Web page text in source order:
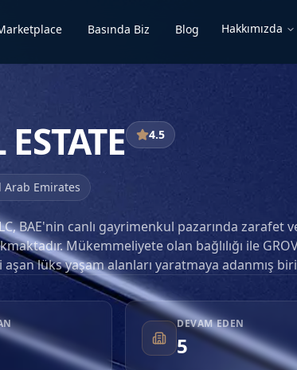
Basında Biz Blog Hakkımızda
4.5
Arab Emirates
BAE'nin canlı gayrimenkul pazarında zarafet
Mükemmeliyete olan bağlılığı ile
aşan lüks yaşam alanları yaratmaya adanmış
Şirket, mükemmeliyet ile özdeşleşen
olup, detaylara titiz bir dikkat ve
Hayranlık uyandıran projeler
taşları belirlemeyi hedeflemekte ve her
standartlarını yansıtmasını
DEVAM EDEN
5